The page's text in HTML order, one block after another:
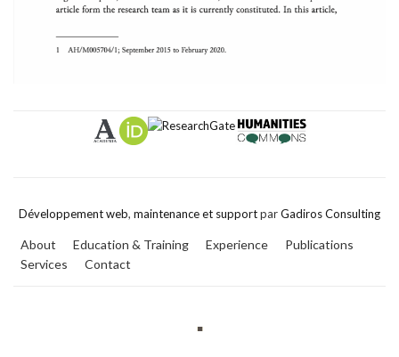
Développement web, maintenance et supportparGadiros Consulting
About Education & Training Experience
Publications
Services
Contact